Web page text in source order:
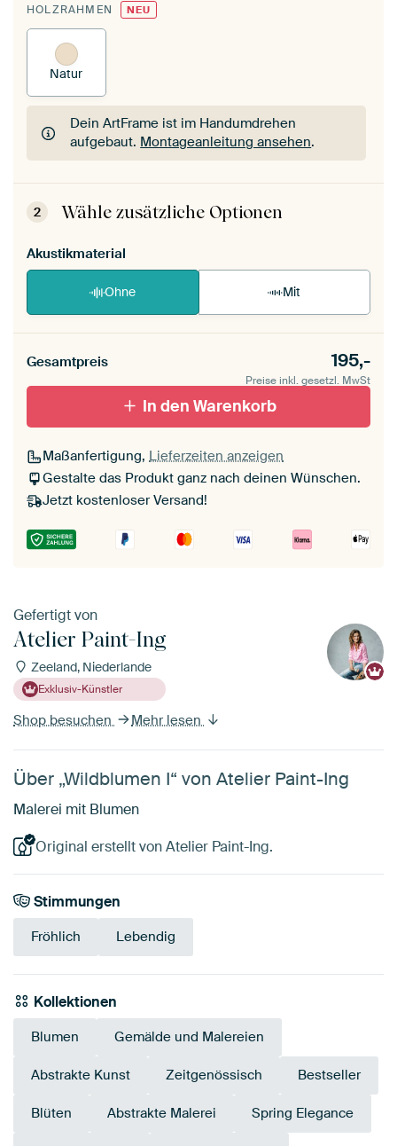
HOLZRAHMEN NEU
Natur
Dein ArtFrame ist im Handumdrehen
aufgebaut. Montageanleitung ansehen.
Dein ArtFrame ist im Handumdrehen
aufgebaut.Montageanleitung ansehen
2 Wähle zusätzliche Optionen
Akustikmaterial
Ohne Mit
Gesamtpreis 195,-
Preise inkl. gesetzl. MwSt
In den Warenkorb
Maßanfertigung, Lieferzeiten anzeigen
Gestalte das Produkt ganz nach deinen Wünschen.
Jetzt kostenloser Versand!
Gefertigt von
Atelier Paint-Ing
Zeeland, Niederlande
Exklusiv-Künstler
Shop besuchen Mehr lesen
Über „Wildblumen I“ von Atelier Paint-Ing
Malerei mit Blumen
Original erstellt von Atelier Paint-Ing.
Stimmungen
Fröhlich Lebendig
Kollektionen
Blumen Gemälde und Malereien
Abstrakte Kunst Zeitgenössisch Bestseller
Blüten Abstrakte Malerei Spring Elegance